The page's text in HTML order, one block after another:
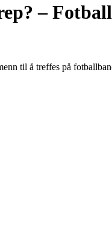
–
til å treffes på